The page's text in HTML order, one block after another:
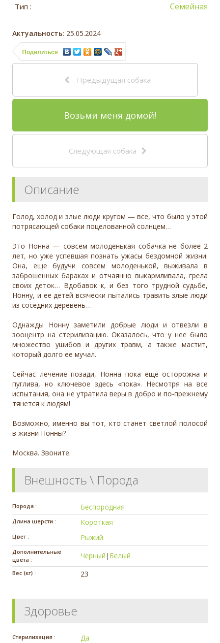
Тип : Семейная
Актуальность: 25.05.2024
Поделиться
Предыдущая собака
Возьми меня домой!
Следующая собака
Описание
Голод, холод и злые люди кругом — все, что было у этой
потрясающей собаки поцелованной солнцем…
Это Нонна — совсем молоденькая собачка не более 2
лет, но уже успевшая познать ужасы бездомной жизни.
Она, еще будучи совсем молоденькой, выживала в
заброшенных бараках и отчаянно выкармливала, грела
своих деток… Вдобавок к, и без того трудной судьбе,
Нонну, и ее детей всячески пытались травить злые люди
из соседних деревень…
Однажды Нонну заметили добрые люди и отвезли в
зооцентр на стерилизацию. Оказалось, что у нее было
множество ушибов и других травм, а также мастит,
который долго ее мучал.
Сейчас лечение позади, Нонна пока еще осторожна и
пуглива, но ключевое здесь «пока». Несмотря на все
испытания, она не утратила веры в добро и по-прежнему
тянется к людям!
Возможно, именно вы тот, кто станет светлой полосой
в жизни Нонны?
Москва. Звоните.
Внешность \ Порода
Порода : Беспородная
Длина шерсти : Короткая
Цвет : Рыжий
Дополнительные
цвета :
Черный | Белый
Вес (кг) : 23
Здоровье
Стерилизация : Да